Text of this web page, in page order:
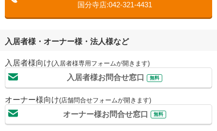
国分寺店:042-321-4431
入居者様・オーナー様・法人様など
入居者様向け(入居者様専用フォームが開きます)
入居者様お問合せ窓口 無料
オーナー様向け(店舗問合せフォームが開きます)
オーナー様お問合せ窓口 無料